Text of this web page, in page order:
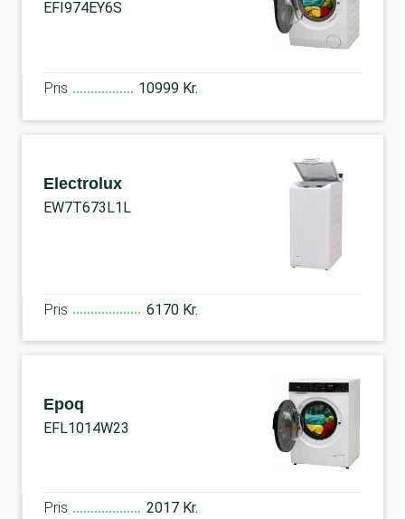
EFI974EY6S
Pris 10999 Kr.
Electrolux
EW7T673L1L
Pris 6170 Kr.
Epoq
EFL1014W23
Pris 2017 Kr.